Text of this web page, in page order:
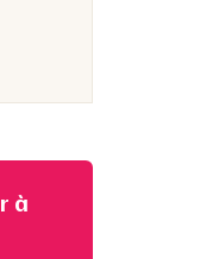
à